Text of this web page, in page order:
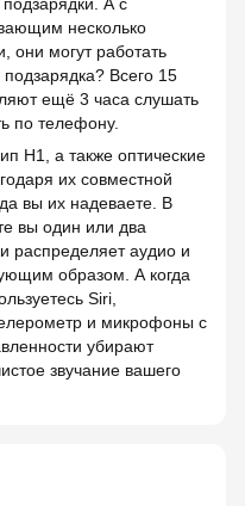
несколько
они могут работать
Всего 15
ещё 3 часа слушать
по телефону.
H1, а также оптические
их совместной
вы их надеваете. В
вы один или два
распределяет аудио и
образом. А когда
Siri,
и микрофоны с
убирают
звучание вашего